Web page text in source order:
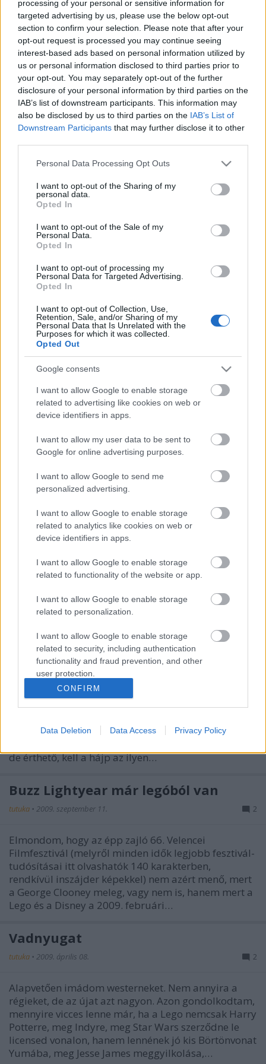
processing of your personal or sensitive information for
targeted advertising by us, please use the below opt-out
section to confirm your selection. Please note that after your
opt-out request is processed you may continue seeing
interest-based ads based on personal information utilized by
us or personal information disclosed to third parties prior to
your opt-out. You may separately opt-out of the further
disclosure of your personal information by third parties on the
IAB’s list of downstream participants. This information may
also be disclosed by us to third parties on the IAB’s List of
Downstream Participants that may further disclose it to other
Please note that this website/app uses one or more Google
not limited to your visit or usage behaviour. You may click to
grant or deny consent to Google and its third-party tags to
use your data for below specified purposes in below Google
consent section.
Personal Data Processing Opt Outs
I want to opt-out of the Sharing of my
personal data.
Opted In
I want to opt-out of the Sale of my
Personal Data.
Opted In
I want to opt-out of processing my
Personal Data for Targeted Advertising.
Opted In
I want to opt-out of Collection, Use,
Retention, Sale, and/or Sharing of my
Personal Data that Is Unrelated with the
Purposes for which it was collected.
Opted Out
Google consents
I want to allow Google to enable storage
related to advertising like cookies on web or
device identifiers in apps.
I want to allow my user data to be sent to
Google for online advertising purposes.
I want to allow Google to send me
personalized advertising.
I want to allow Google to enable storage
related to analytics like cookies on web or
device identifiers in apps.
I want to allow Google to enable storage
related to functionality of the website or app.
I want to allow Google to enable storage
related to personalization.
I want to allow Google to enable storage
related to security, including authentication
functionality and fraud prevention, and other
user protection.
CONFIRM
Data Deletion Data Access Privacy Policy
Olvasó játszik: 7569 Desert Attack
tutuka•2010. június 25.
Nem kellett sokat várnunk az első Prince of Persia
végigjátszásra. Igaz, hogy cadbane csak egy kisebb
készletet játszik végig nekünk, de pont egy olyat, ami
a vonal hangulatából, ha másért nem, hát a minfigek
végett sokat elárul. És figyelem, az eddigi olvasói
Licensz = erőszak?
2010. június 11.
A licenszelt termékvonalakról szóló poszthoz Anaktól
érkezett egy hosszú és meglehetősen komoly
komment, amiben azt boncolgatja, hogy a licenszelt
erőszak:Az összes licenszelt termékvonal (beleértve
még a Toy Story-t is) mind az…
Kis licensz-történet
2010. május 29.
Ahogy már többször szóba került, a LEGO Indiana
Jones-vonal egy úgynevezett licensed theme. Az
1999-ben megjelent, zömmel tv- és mozifilmek
alapján készült licenszelt legó készletek
gyakorlatilag megmentették a játékot a jövőnek. A
Bionicle készletek mellett a Star Wars széria…
SevenBB•2010. május 18.
A LEGO idén több filmes témával jelentkezik
egyszerre. A két újonc a Prince of Persa és a Toy
Story, valamint a 11 éve folyamatosan megjelenő
Star Wars sorozat mellett háromévnyi kihagyás után
visszatér a Harry Potter sorozat, hat készlettel. A
sorozat még 2001-ben indult,…
feltűntek
2009. december 27.
Vissza a 2010-es készletek felfedéséhez! Azt magától
a LEGOtól tudom, hogy lesz jövőre Prince of Persia
sem.Máig.Egyelőre csak béna, igazi pletyka
de érthető, kell a hájp az ilyen…
Buzz Lightyear már legóból van
tutuka • 2009. szeptember 11. 2
Elmondom, hogy az épp zajló 66. Velencei
Filmfesztivál (melyről minden idők legjobb fesztivál-
tudósításai itt olvashatók 140 karakterben,
rendkívül inszájder képekkel) nem azért menő, mert
a George Clooney meleg, vagy nem is, hanem mert a
Lego és a Disney a 2009. februári…
Vadnyugat
tutuka • 2009. április 08. 2
Alapvetően imádom westerneket. Nem annyira a
régieket, de az újat azt nagyon. Azon gondolkodtam,
mennyire vicces lenne már, ha a Lego nemcsak Harry
Potterre, meg Indyre, meg Star Wars szerződne le
licensed vonalon, hanem lennének jó kis Börtönvonat
Yumába, meg Jesse James meggyilkolása,…